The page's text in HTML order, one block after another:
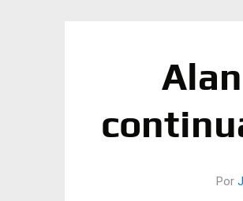
Por